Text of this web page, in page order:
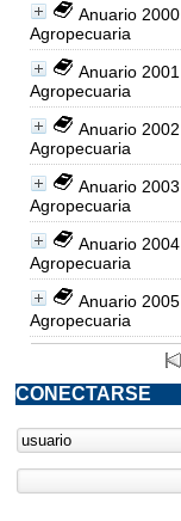
Anuario 2000
Agropecuaria
Anuario 2001
Agropecuaria
Anuario 2002
Agropecuaria
Anuario 2003
Agropecuaria
Anuario 2004
Agropecuaria
Anuario 2005
Agropecuaria
CONECTARSE